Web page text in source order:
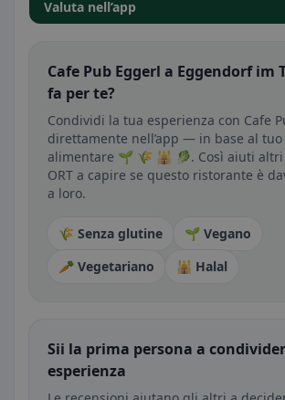
Valuta nell’app
Cafe Pub Eggerl a Eggendorf im
fa per te?
Condividi la tua esperienza con Cafe
direttamente nell’app — in base al
alimentare 🌱 🌾 🕌 🥬. Così aiuti
ORT a capire se questo ristorante è
a loro.
🌾 Senza glutine
🌱 Vegano
🥕 Vegetariano
🕌 Halal
Sii la prima persona a
esperienza